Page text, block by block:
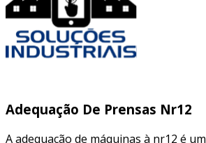
Adequação De Prensas Nr12
A adequação de máquinas à nr12 é um